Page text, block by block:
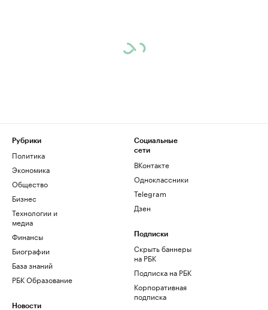
Рубрики
Политика
Экономика
Общество
Бизнес
Технологии и
медиа
Финансы
Биографии
База знаний
РБК Образование
Новости
Социальные
сети
ВКонтакте
Одноклассники
Telegram
Дзен
Подписки
Скрыть баннеры
на РБК
Подписка на РБК
Корпоративная
подписка